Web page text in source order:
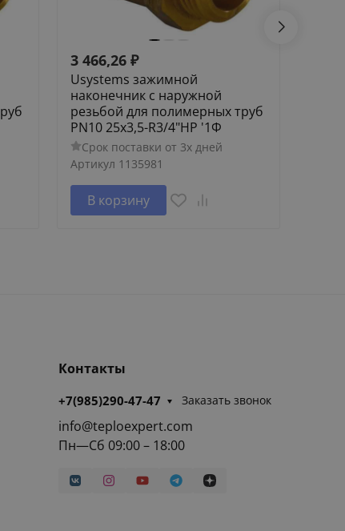
3 466,26 ₽
Usystems зажимной
наконечник с наружной
резьбой для полимерных труб
PN10 25x3,5-R3/4"НР '1Ф
Срок поставки от 3х дней
Артикул 1135981
В корзину
Контакты
+7(985)290-47-47 Заказать звонок
info@teploexpert.com
Пн—Сб 09:00 – 18:00